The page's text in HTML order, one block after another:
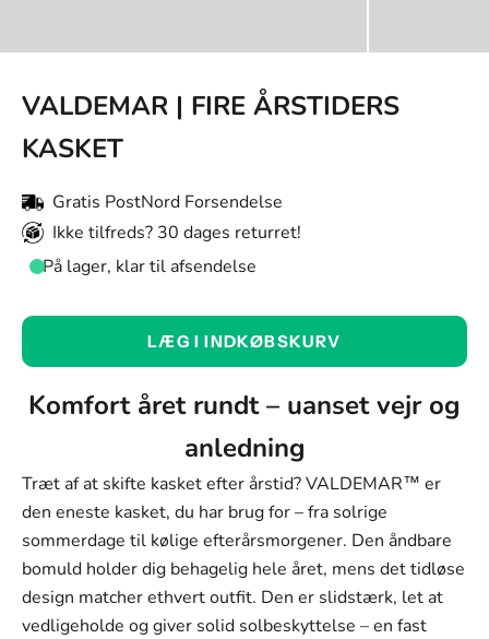
VALDEMAR | FIRE ÅRSTIDERS
KASKET
Gratis PostNord Forsendelse
Ikke tilfreds? 30 dages returret!
På lager, klar til afsendelse
Farve:
Farve
Blå
Khaki
Sort
LÆG I INDKØBSKURV
Komfort året rundt – uanset vejr og
anledning
Træt af at skifte kasket efter årstid? VALDEMAR™ er
den eneste kasket, du har brug for – fra solrige
sommerdage til kølige efterårsmorgener. Den åndbare
bomuld holder dig behagelig hele året, mens det tidløse
design matcher ethvert outfit. Den er slidstærk, let at
vedligeholde og giver solid solbeskyttelse – en fast